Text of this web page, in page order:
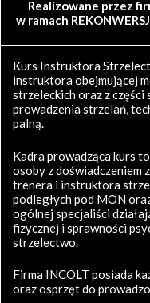
Realizowane przez
w ramach
Kurs Instruktora
instruktora obejmującej
strzeleckich oraz z
prowadzenia strzelań,
palną.
Kadra prowadząca kurs
osoby z doświadczeniem
trenera i instruktora
podległych pod MON
ogólnej specjaliści
fizycznej i sprawności
strzelectwo.
Firma INCOLT posiada
oraz osprzęt do